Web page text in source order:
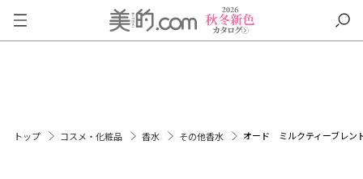
トップ コスメ・化粧品 香水 その他香水 オード ミルクティーブレン